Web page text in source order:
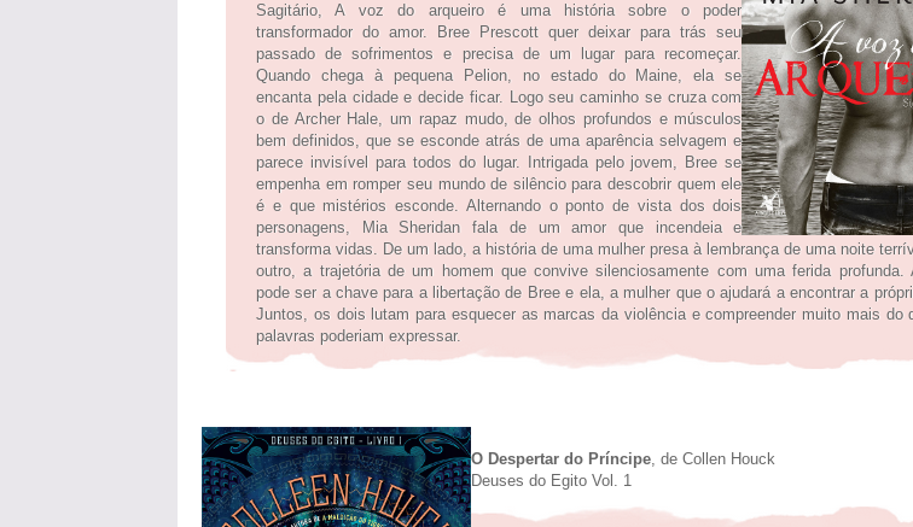
Sagitário, A voz do arqueiro é uma história sobre o poder
transformador do amor. Bree Prescott quer deixar para trás seu
passado de sofrimentos e precisa de um lugar para recomeçar.
Quando chega à pequena Pelion, no estado do Maine, ela se
encanta pela cidade e decide ficar. Logo seu caminho se cruza com
o de Archer Hale, um rapaz mudo, de olhos profundos e músculos
bem definidos, que se esconde atrás de uma aparência selvagem e
parece invisível para todos do lugar. Intrigada pelo jovem, Bree se
empenha em romper seu mundo de silêncio para descobrir quem ele
é e que mistérios esconde. Alternando o ponto de vista dos dois
personagens, Mia Sheridan fala de um amor que incendeia e
transforma vidas. De um lado, a história de uma mulher presa à lembrança de uma noite
outro, a trajetória de um homem que convive silenciosamente com uma ferida profunda.
pode ser a chave para a libertação de Bree e ela, a mulher que o ajudará a encontrar a
Juntos, os dois lutam para esquecer as marcas da violência e compreender muito mais do
palavras poderiam expressar.
O Despertar do Príncipe, de Collen Houck
Deuses do Egito Vol. 1